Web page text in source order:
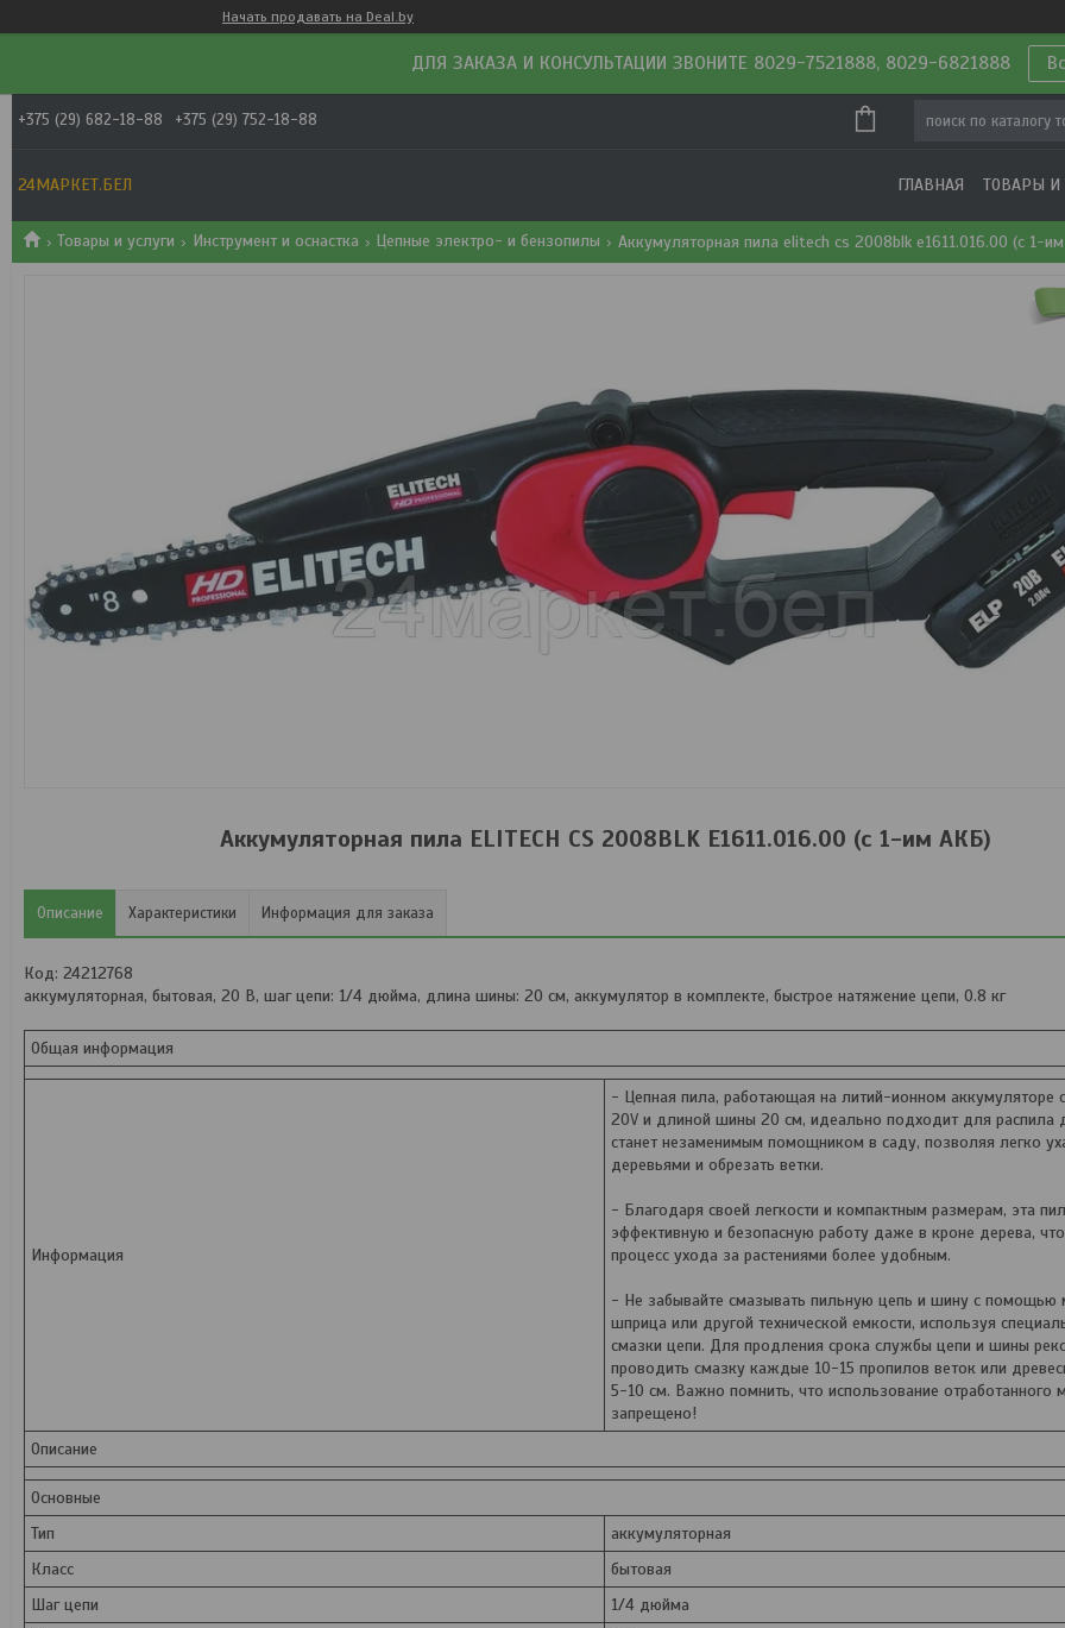
Начать продавать на Deal.by
ДЛЯ ЗАКАЗА И КОНСУЛЬТАЦИИ ЗВОНИТЕ 8029-7521888, 8029-6821888
+375 (29) 682-18-88 +375 (29) 752-18-88
24МАРКЕТ.БЕЛ ГЛАВНАЯ ТОВАРЫ И
Товары и услуги Инструмент и оснастка Цепные электро- и бензопилы Аккумуляторная пила elitech cs 2008blk e1611.016.00 (с 1-
Аккумуляторная пила ELITECH CS 2008BLK E1611.016.00 (с 1-им АКБ)
Описание Характеристики Информация для заказа
Код: 24212768
аккумуляторная, бытовая, 20 В, шаг цепи: 1/4 дюйма, длина шины: 20 см, аккумулятор в комплекте, быстрое натяжение цепи, 0.8 кг
Общая информация
Информация
- Цепная пила, работающая на литий-ионном аккумуляторе
20V и длиной шины 20 см, идеально подходит для распила
станет незаменимым помощником в саду, позволяя легко
деревьями и обрезать ветки.
- Благодаря своей легкости и компактным размерам, эта
эффективную и безопасную работу даже в кроне дерева,
процесс ухода за растениями более удобным.
- Не забывайте смазывать пильную цепь и шину с помощью
шприца или другой технической емкости, используя
смазки цепи. Для продления срока службы цепи и шины
проводить смазку каждые 10-15 пропилов веток или
5-10 см. Важно помнить, что использование отработанного
запрещено!
Описание
Основные
Тип
аккумуляторная
Класс
бытовая
Шаг цепи
1/4 дюйма